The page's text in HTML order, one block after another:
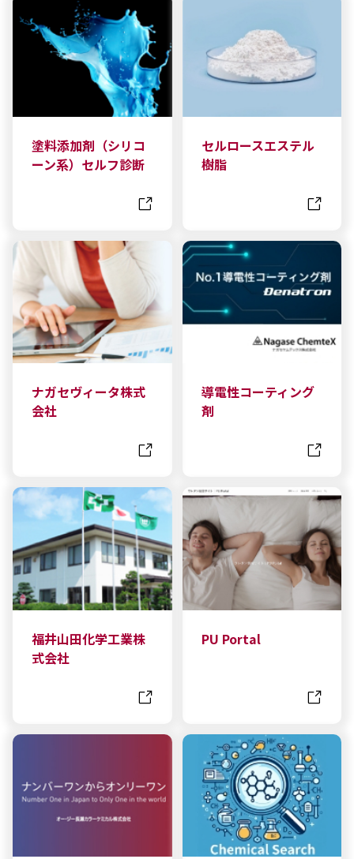
塗料添加剤（シリコ
ーン系）セルフ診断
セルロースエステル
樹脂
ナガセヴィータ株式
会社
導電性コーティング
剤
福井山田化学工業株
式会社
PU Portal